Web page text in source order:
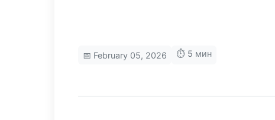
📅 February 05, 2026 ⏱️ 5 мин